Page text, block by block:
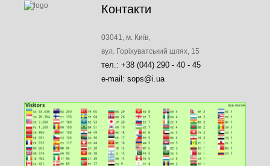
Контакти
03041, м. Київ,
вул. Горіхуватський шлях, 15
тел.: +38 (044) 290 - 40 - 45
e-mail: sops@i.ua